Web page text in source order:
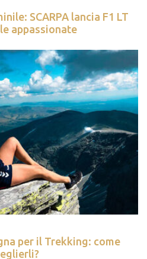
SCARPA lancia F1 LT
appassionate
per il Trekking: come